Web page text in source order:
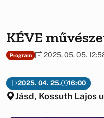
KÉVE
Program 2025. 05. 05.
2025. 04. 25. 16:00
Jásd, Kossuth Lajos